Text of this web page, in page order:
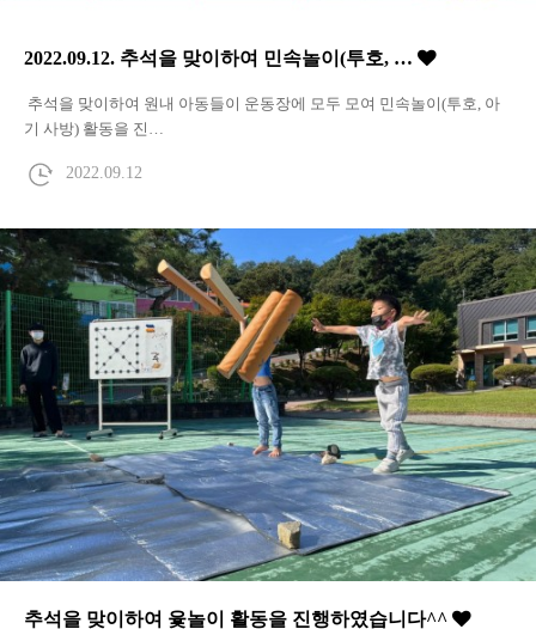
2022.09.12. 추석을 맞이하여 민속놀이(투호, …
추석을 맞이하여 원내 아동들이 운동장에 모두 모여 민속놀이(투호, 아
기 사방) 활동을 진…
2022.09.12
추석을 맞이하여 윷놀이 활동을 진행하였습니다^^